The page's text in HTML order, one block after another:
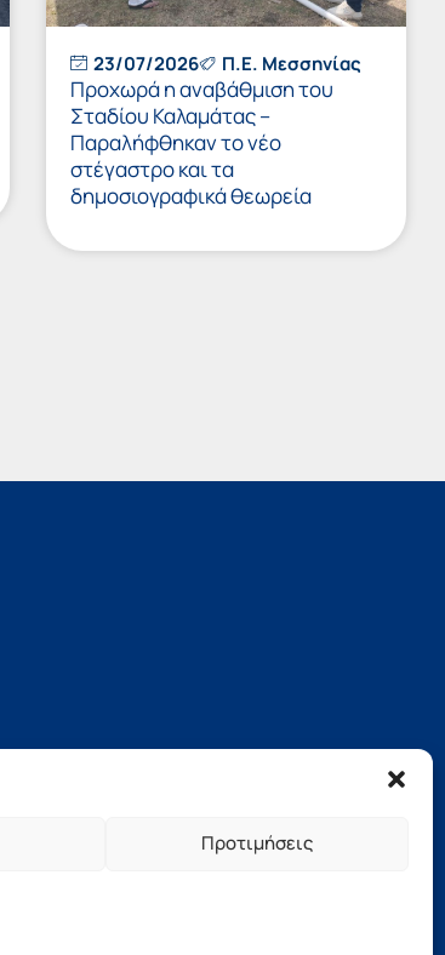
Προτιμήσεις
23/07/2026 Π.Ε. Μεσσηνίας
Προχωρά η αναβάθμιση του
Σταδίου Καλαμάτας –
Παραλήφθηκαν το νέο
στέγαστρο και τα
δημοσιογραφικά θεωρεία